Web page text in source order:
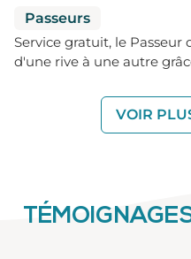
Passeurs
Service gratuit, le Passeur
d'une rive à une autre
VOIR